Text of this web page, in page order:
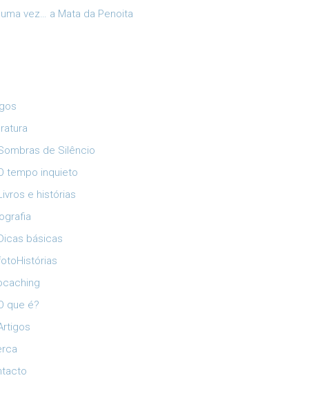
uma vez… a Mata da Penoita
de Silêncio
tempo inquieto
e histórias
básicas
que é?